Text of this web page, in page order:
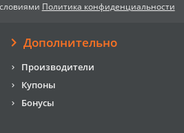
Политика конфиденциальности
Дополнительно
Производители
Купоны
Бонусы